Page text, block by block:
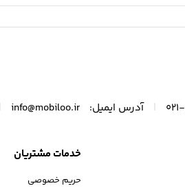
آدرس ایمیل: info@mobiloo.ir
خدمات مشتریان
حریم خصوصی